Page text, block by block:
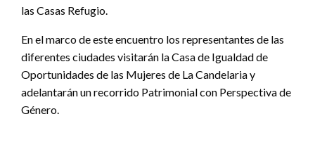
las Casas Refugio.
En el marco de este encuentro los representantes de las
diferentes ciudades visitarán la Casa de Igualdad de
Oportunidades de las Mujeres de La Candelaria y
adelantarán un recorrido Patrimonial con Perspectiva de
Género.